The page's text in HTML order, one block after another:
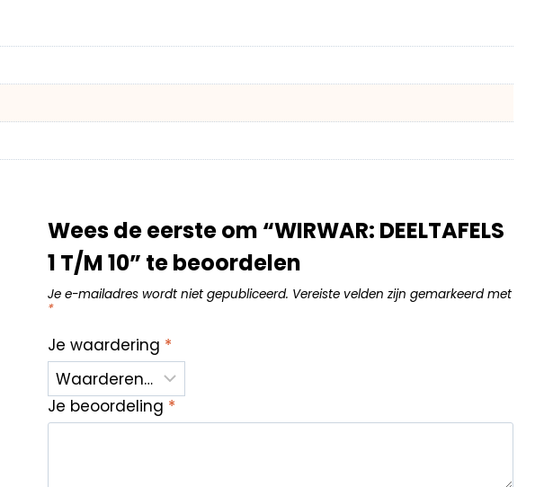
Wees de eerste om “WIRWAR: DEELTAFELS
1 T/M 10” te beoordelen
Je e-mailadres wordt niet gepubliceerd. Vereiste velden zijn gemarkeerd met
*
Je waardering *
Je beoordeling *